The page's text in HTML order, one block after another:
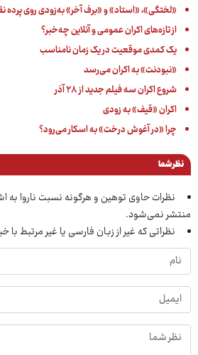
«لختگی»، «استاد» و «برف آخر» به‌زودی روی پرده
از تازه‌های اکران عمومی و آنلاین چه‌خبر؟
یک کمدی موقعیت در یک زمان نامناسب
«نبودنت» به اکران می‌رسد
شروع اکران سه فیلم جدید از ۲۸ آذر
اکران «قیف» به زودی
چرا «در آغوش درخت» به اسکار می‌رود؟
نظر شما
نظرات حاوی توهین و هرگونه نسبت ناروا
منتشر نمی‌شود.
نظراتی که غیر از زبان فارسی یا غیر مرتبط